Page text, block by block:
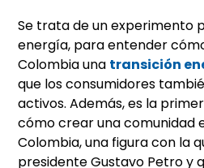
Se trata de un experimento
energía, para entender
Colombia una transición
que los consumidores
activos. Además, es la
cómo crear una comunidad
Colombia, una figura con la
presidente Gustavo Petro y